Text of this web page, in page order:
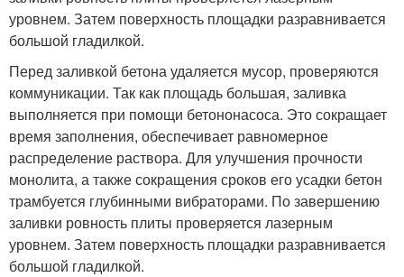
уровнем. Затем поверхность площадки разравнивается
большой гладилкой.
Перед заливкой бетона удаляется мусор, проверяются
коммуникации. Так как площадь большая, заливка
выполняется при помощи бетононасоса. Это сокращает
время заполнения, обеспечивает равномерное
распределение раствора. Для улучшения прочности
монолита, а также сокращения сроков его усадки бетон
трамбуется глубинными вибраторами. По завершению
заливки ровность плиты проверяется лазерным
уровнем. Затем поверхность площадки разравнивается
большой гладилкой.